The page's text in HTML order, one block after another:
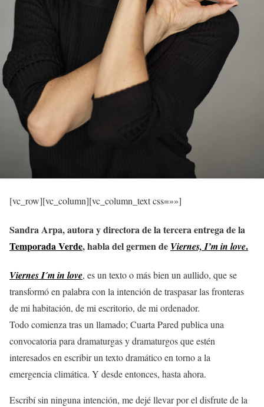
[vc_row][vc_column][vc_column_text css=»»]
Sandra Arpa, autora y directora de la tercera entrega de la
Temporada Verde, habla del germen de Viernes, I’m in love.
Viernes I´m in love, es un texto o más bien un aullido, que se
transformó en palabra con la intención de traspasar las fronteras
de mi habitación, de mi escritorio, de mi ordenador.
Todo comienza tras un llamado; Cuarta Pared publica una
convocatoria para dramaturgas y dramaturgos que estén
interesados en escribir un texto dramático en torno a la
emergencia climática. Y desde entonces, hasta ahora.
Escribí sin ninguna intención, me dejé llevar por el disfrute de la